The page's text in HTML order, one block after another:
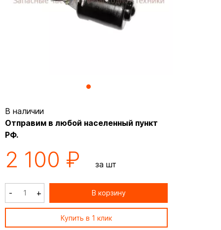
В наличии
Отправим в любой населенный пункт
РФ.
2 100 ₽ за шт
- + В корзину
Купить в 1 клик